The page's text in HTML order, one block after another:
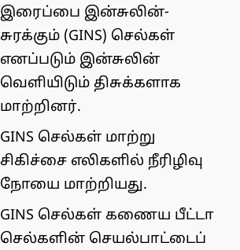
இரைப்பை இன்சுலின்-
சுரக்கும் (GINS) செல்கள்
எனப்படும் இன்சுலின்
வெளியிடும் திசுக்களாக
மாற்றினர்.
GINS செல்கள் மாற்று
சிகிச்சை எலிகளில் நீரிழிவு
நோயை மாற்றியது.
GINS செல்கள் கணைய பீட்டா
செல்களின் செயல்பாட்டைப்